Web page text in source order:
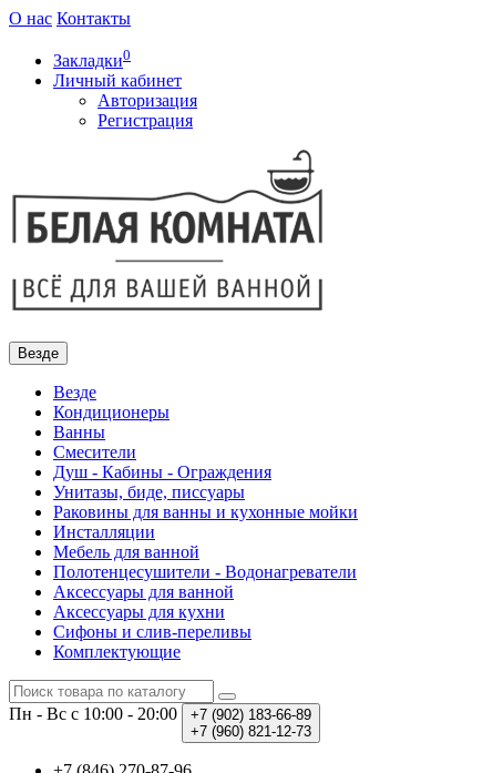
О нас Контакты
Закладки0
Личный кабинет
Авторизация
Регистрация
Везде
Везде
Кондиционеры
Ванны
Смесители
Душ - Кабины - Ограждения
Унитазы, биде, писсуары
Раковины для ванны и кухонные мойки
Инсталляции
Мебель для ванной
Полотенцесушители - Водонагреватели
Аксессуары для ванной
Аксессуары для кухни
Сифоны и слив-переливы
Комплектующие
Пн - Вс с 10:00 - 20:00 +7 (902) 183-66-89
+7 (960) 821-12-73